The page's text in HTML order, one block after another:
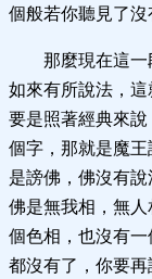
個般若你聽見了沒
那麼現在這一
如來有所說法，
要是照著經典來
個字，那就是魔
是謗佛，佛沒有
佛是無我相，無
個色相，也沒有
都沒有了，你要再